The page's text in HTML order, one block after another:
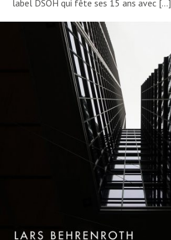
label DSOH qui fête ses 15 ans avec […]